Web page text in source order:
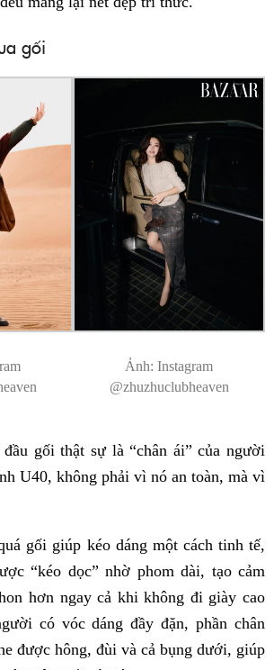
gối
Ảnh: Instagram
@zhuzhuclubheaven
gối thật sự là “chân ái” của người
U40, không phải vì nó an toàn, mà vì
gối giúp kéo dáng một cách tinh tế,
“kéo dọc” nhờ phom dài, tạo cảm
hơn ngay cả khi không đi giày cao
có vóc dáng đầy đặn, phần chân
được hông, đùi và cả bụng dưới, giúp